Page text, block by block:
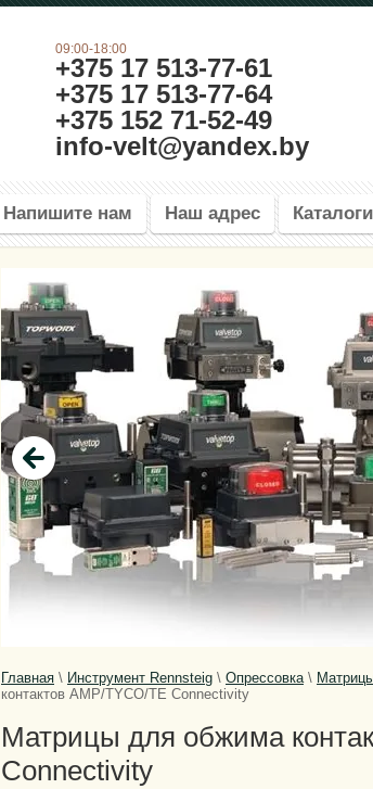
09:00-18:00
+375 17 513-77-61
+375 17 513-77-64
+375 152 71-52-49
info-velt@yandex.by
Напишите нам Наш адрес Каталоги
Главная \ Инструмент Rennsteig \ Опрессовка\
контактов AMP/TYCO/TE Connectivity
Матрицы для обжима
Connectivity